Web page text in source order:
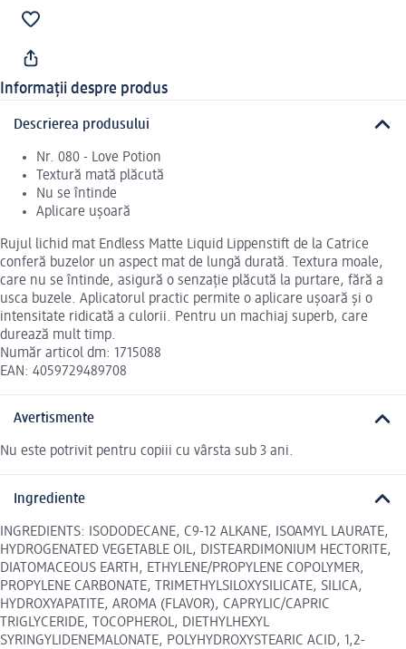
Informații despre produs
Descrierea produsului
Nr. 080 - Love Potion
Textură mată plăcută
Nu se întinde
Aplicare ușoară
Rujul lichid mat Endless Matte Liquid Lippenstift de la Catrice
conferă buzelor un aspect mat de lungă durată. Textura moale,
care nu se întinde, asigură o senzație plăcută la purtare, fără a
usca buzele. Aplicatorul practic permite o aplicare ușoară și o
intensitate ridicată a culorii. Pentru un machiaj superb, care
durează mult timp.
Număr articol dm: 1715088
EAN: 4059729489708
Avertismente
Nu este potrivit pentru copiii cu vârsta sub 3 ani.
Ingrediente
INGREDIENTS: ISODODECANE, C9-12 ALKANE, ISOAMYL LAURATE,
HYDROGENATED VEGETABLE OIL, DISTEARDIMONIUM HECTORITE,
DIATOMACEOUS EARTH, ETHYLENE/PROPYLENE COPOLYMER,
PROPYLENE CARBONATE, TRIMETHYLSILOXYSILICATE, SILICA,
HYDROXYAPATITE, AROMA (FLAVOR), CAPRYLIC/CAPRIC
TRIGLYCERIDE, TOCOPHEROL, DIETHYLHEXYL
SYRINGYLIDENEMALONATE, POLYHYDROXYSTEARIC ACID, 1,2-